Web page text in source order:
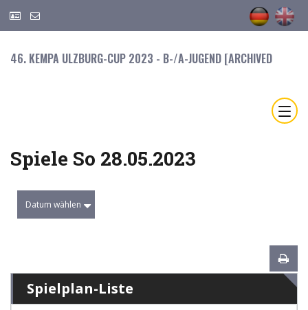
46. KEMPA ULZBURG-CUP 2023 - B-/A-JUGEND [ARCHIVED
Spiele So 28.05.2023
Datum wählen
Spielplan-Liste